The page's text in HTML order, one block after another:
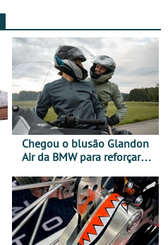
Chegou o blusão Glandon
Air da BMW para reforçar
verão